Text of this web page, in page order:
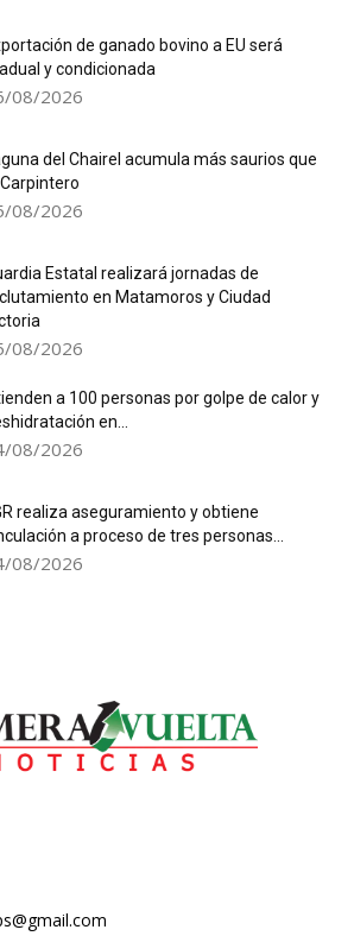
de ganado bovino a EU será
y condicionada
08/2026
del Chairel acumula más saurios que
08/2026
Estatal realizará jornadas de
en Matamoros y Ciudad
08/2026
a 100 personas por golpe de calor y
en...
08/2026
realiza aseguramiento y obtiene
a proceso de tres personas...
08/2026